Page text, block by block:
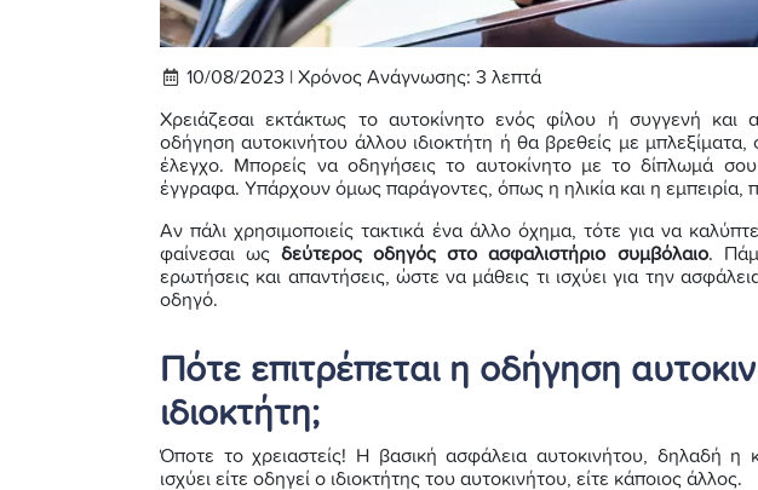
10/08/2023 | Χρόνος Ανάγνωσης: 3 λεπτά
Χρειάζεσαι εκτάκτως το αυτοκίνητο ενός φίλου ή συγγενή και
οδήγηση αυτοκινήτου άλλου ιδιοκτήτη ή θα βρεθείς με
έλεγχο. Μπορείς να οδηγήσεις το αυτοκίνητο με το δίπλωμά
έγγραφα. Υπάρχουν όμως παράγοντες, όπως η ηλικία και η εμπειρία,
Αν πάλι χρησιμοποιείς τακτικά ένα άλλο όχημα, τότε για να
φαίνεσαι ωςδεύτερος οδηγός στο ασφαλιστήριο συμβόλαιο.
ερωτήσεις και απαντήσεις, ώστε να μάθεις τι ισχύει για την
οδηγό.
Πότε επιτρέπεται η οδήγηση
ιδιοκτήτη;
Όποτε το χρειαστείς! Η βασική ασφάλεια αυτοκινήτου, δηλαδή
ισχύει είτε οδηγεί ο ιδιοκτήτης του αυτοκινήτου, είτε κάποιος άλλος.